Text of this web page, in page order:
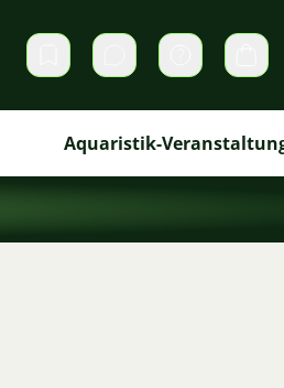
Direktnachrichten
Aquaristik-